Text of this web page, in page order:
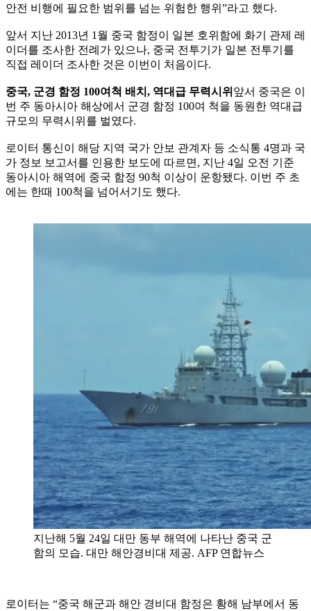
안전 비행에 필요한 범위를 넘는 위험한 행위”라고 했다.
앞서 지난 2013년 1월 중국 함정이 일본 호위함에 화기 관제 레
이더를 조사한 전례가 있으나, 중국 전투기가 일본 전투기를
직접 레이더 조사한 것은 이번이 처음이다.
중국, 군경 함정 100여척 배치, 역대급 무력시위 앞서 중국은 이
번 주 동아시아 해상에서 군경 함정 100여 척을 동원한 역대급
규모의 무력시위를 벌였다.
로이터 통신이 해당 지역 국가 안보 관계자 등 소식통 4명과 국
가 정보 보고서를 인용한 보도에 따르면, 지난 4일 오전 기준
동아시아 해역에 중국 함정 90척 이상이 운항됐다. 이번 주 초
에는 한때 100척을 넘어서기도 했다.
지난해 5월 24일 대만 동부 해역에 나타난 중국 군
함의 모습. 대만 해안경비대 제공. AFP 연합뉴스
로이터는 “중국 해군과 해안 경비대 함정은 황해 남부에서 동